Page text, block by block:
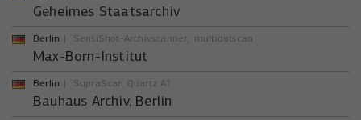
Geheimes Staatsarchiv
Berlin SensiShot-Archivscanner multidotscan
Max-Born-Institut
Berlin SupraScan Quartz A1
Bauhaus Archiv, Berlin